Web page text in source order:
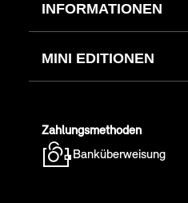
INFORMATIONEN
MINI EDITIONEN
Zahlungsmethoden
Banküberweisung